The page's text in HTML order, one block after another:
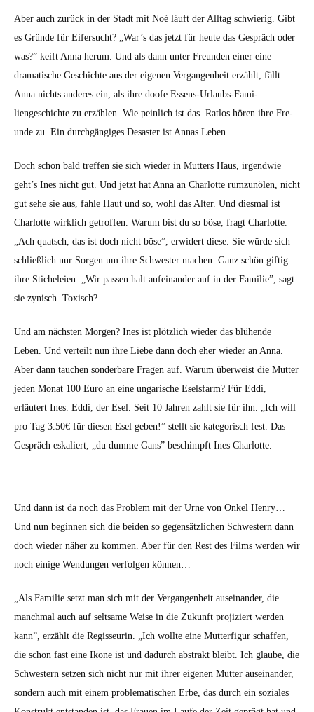
Aber auch zurück in der Stadt mit Noé läuft der All­t­ag schwierig. Gibt
es Gründe für Eifer­sucht? „War’s das jet­zt für heute das Gespräch oder
was?” keift Anna herum. Und als dann unter Fre­un­den ein­er eine
drama­tis­che Geschichte aus der eige­nen Ver­gan­gen­heit erzählt, fällt
Anna nichts anderes ein, als ihre doofe Essens-Urlaubs-Fam­i­
liengeschichte zu erzählen. Wie pein­lich ist das. Rat­los hören ihre Fre­
unde zu. Ein durchgängiges Desaster ist Annas Leben.
Doch schon bald tre­f­fen sie sich wieder in Mut­ters Haus, irgend­wie
geht’s Ines nicht gut. Und jet­zt hat Anna an Char­lotte rumzunölen, nicht
gut sehe sie aus, fahle Haut und so, wohl das Alter. Und dies­mal ist
Char­lotte wirk­lich getrof­fen. Warum bist du so böse, fragt Char­lotte.
„Ach quatsch, das ist doch nicht böse”, erwidert diese. Sie würde sich
schließlich nur Sor­gen um ihre Schwest­er machen. Ganz schön giftig
ihre Sticheleien. „Wir passen halt aufeinan­der auf in der Fam­i­lie”, sagt
sie zynisch. Tox­isch?
Und am näch­sten Mor­gen? Ines ist plöt­zlich wieder das blühende
Leben. Und verteilt nun ihre Liebe dann doch eher wieder an Anna.
Aber dann tauchen son­der­bare Fra­gen auf. Warum über­weist die Mut­ter
jeden Monat 100 Euro an eine ungarische Esels­farm? Für Eddi,
erläutert Ines. Eddi, der Esel. Seit 10 Jahren zahlt sie für ihn. „Ich will
pro Tag 3.50€ für diesen Esel geben!” stellt sie kat­e­gorisch fest. Das
Gespräch eskaliert, „du dumme Gans” beschimpft Ines Char­lotte.
Und dann ist da noch das Prob­lem mit der Urne von Onkel Hen­ry…
Und nun begin­nen sich die bei­den so gegen­sät­zlichen Schwest­ern dann
doch wieder näher zu kom­men. Aber für den Rest des Films wer­den wir
noch einige Wen­dun­gen ver­fol­gen kön­nen…
„Als Fam­i­lie set­zt man sich mit der Ver­gan­gen­heit auseinan­der, die
manch­mal auch auf selt­same Weise in die Zukun­ft pro­jiziert wer­den
kann”, erzählt die Regis­seurin. „Ich wollte eine Mut­ter­fig­ur schaf­fen,
die schon fast eine Ikone ist und dadurch abstrakt bleibt. Ich glaube, die
Schwest­ern set­zen sich nicht nur mit ihrer eige­nen Mut­ter auseinan­der,
son­dern auch mit einem prob­lema­tis­chen Erbe, das durch ein soziales